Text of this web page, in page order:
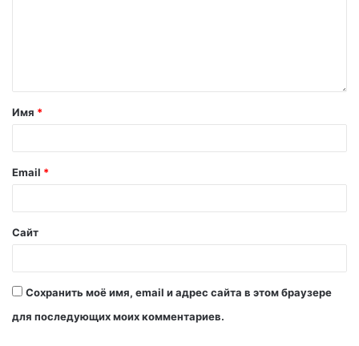
Имя *
Email *
Сайт
Сохранить моё имя, email и адрес сайта в этом браузере
для последующих моих комментариев.